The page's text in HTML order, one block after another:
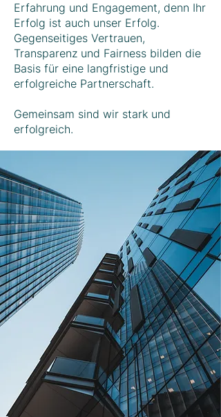
Erfahrung und Engagement, denn Ihr
Erfolg ist auch unser Erfolg.
Gegenseitiges Vertrauen,
Transparenz und Fairness bilden die
Basis für eine langfristige und
erfolgreiche Partnerschaft.
Gemeinsam sind wir stark und
erfolgreich.